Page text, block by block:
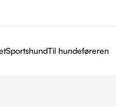
SportshundTil hundeføreren